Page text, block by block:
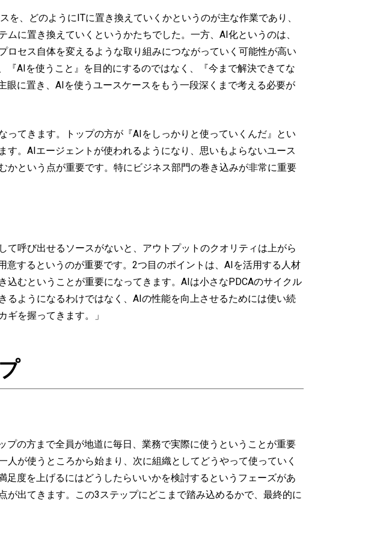
を、どのようにITに置き換えていくかというのが主な作業であり、
に置き換えていくというかたちでした。一方、AI化というのは、
セス自体を変えるような取り組みにつながっていく可能性が高い
AIを使うこと』を目的にするのではなく、『今まで解決できてな
に置き、AIを使うユースケースをもう一段深くまで考える必要が
てきます。トップの方が『AIをしっかりと使っていくんだ』とい
。AIエージェントが使われるようになり、思いもよらないユース
という点が重要です。特にビジネス部門の巻き込みが非常に重要
て呼び出せるソースがないと、アウトプットのクオリティは上がら
するというのが重要です。2つ目のポイントは、AIを活用する人材
むということが重要になってきます。AIは小さなPDCAのサイクル
ようになるわけではなく、AIの性能を向上させるためには使い続
を握ってきます。」
プの方まで全員が地道に毎日、業務で実際に使うということが重要
が使うところから始まり、次に組織としてどうやって使っていく
度を上げるにはどうしたらいいかを検討するというフェーズがあ
出てきます。この3ステップにどこまで踏み込めるかで、最終的に